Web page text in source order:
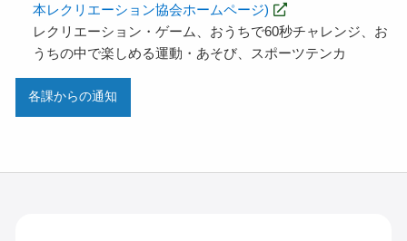
本レクリエーション協会ホームページ)
レクリエーション・ゲーム、おうちで60秒チャレンジ、お
うちの中で楽しめる運動・あそび、スポーツテンカ
各課からの通知